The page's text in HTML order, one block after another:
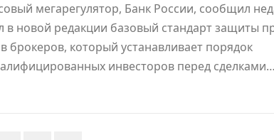
мегарегулятор, Банк России, сообщил
в новой редакции базовый стандарт защиты
брокеров, который устанавливает порядок
инвесторов перед сделками…